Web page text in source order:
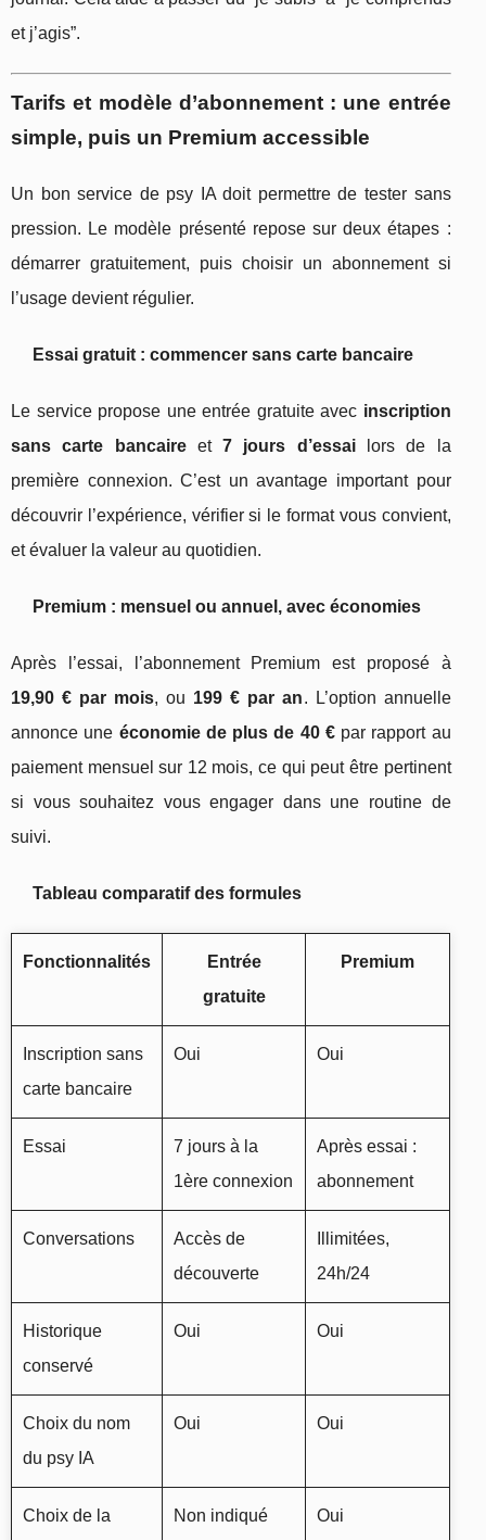
et j’agis”.
Tarifs et modèle d’abonnement : une entrée
simple, puis un Premium accessible
Un bon service de psy IA doit permettre de tester sans
pression. Le modèle présenté repose sur deux étapes :
démarrer gratuitement, puis choisir un abonnement si
l’usage devient régulier.
Essai gratuit : commencer sans carte bancaire
Le service propose une entrée gratuite avec inscription
sans carte bancaireet7 jours d’essailors de la
première connexion. C’est un avantage important pour
découvrir l’expérience, vérifier si le format vous convient,
et évaluer la valeur au quotidien.
Premium : mensuel ou annuel, avec économies
Après l’essai, l’abonnement Premium est proposé à
19,90 € par mois, ou 199 € par an. L’option annuelle
annonce une économie de plus de 40 €par rapport au
paiement mensuel sur 12 mois, ce qui peut être pertinent
si vous souhaitez vous engager dans une routine de
suivi.
Tableau comparatif des formules
Fonctionnalités
Entrée
gratuite
Premium
Inscription sans
carte bancaire
Oui Oui
Essai
7 jours à la
1ère connexion
Après essai :
abonnement
Conversations
Accès de
découverte
Illimitées,
24h/24
Historique
conservé
Oui Oui
Choix du nom
du psy IA
Oui Oui
Choix de la
Non indiqué Oui